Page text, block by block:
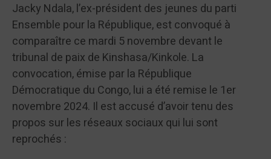
Jacky Ndala, l’ex-président des jeunes du parti
Ensemble pour la République, est convoqué à
comparaître ce mardi 5 novembre devant le
tribunal de paix de Kinshasa/Kinkole. La
convocation, émise par la République
Démocratique du Congo, lui a été remise le 1er
novembre 2024. Il est accusé d’avoir tenu des
propos sur les réseaux sociaux qui lui sont
reprochés :